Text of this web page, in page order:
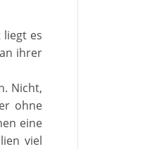
es
ihrer
Nicht,
ohne
eine
viel